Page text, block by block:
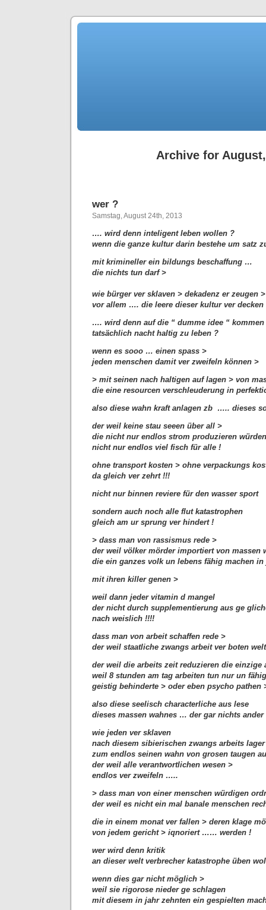
Archive for
wer ?
Samstag, August 24th, 2013
…. wird denn inteligent leben wollen ?
wenn die ganze kultur darin bestehe um satz
mit krimineller ein bildungs beschaffung …
die nichts tun darf >
wie bürger ver sklaven > dekadenz er zeugen >
vor allem …. die leere dieser kultur ver decken
…. wird denn auf die “ dumme idee “ kommen
tatsächlich nacht haltig zu leben ?
wenn es sooo … einen spass >
jeden menschen damit ver zweifeln können >
> mit seinen nach haltigen auf lagen > von
die eine resourcen verschleuderung in
also diese wahn kraft anlagen zb ….. dieses
der weil keine stau seeen über all >
die nicht nur endlos strom produzieren würden
nicht nur endlos viel fisch für alle !
ohne transport kosten > ohne verpackungs
da gleich ver zehrt !!!
nicht nur binnen reviere für den wasser sport
sondern auch noch alle flut katastrophen
gleich am ur sprung ver hindert !
> dass man von rassismus rede >
der weil völker mörder importiert von massen
die ein ganzes volk un lebens fähig machen
mit ihren killer genen >
weil dann jeder vitamin d mangel
der nicht durch supplementierung aus ge
nach weislich !!!!
dass man von arbeit schaffen rede >
der weil staatliche zwangs arbeit ver boten
der weil die arbeits zeit reduzieren die einzige
weil 8 stunden am tag arbeiten tun nur un
geistig behinderte > oder eben psycho pathen
also diese seelisch characterliche aus lese
dieses massen wahnes … der gar nichts
wie jeden ver sklaven
nach diesem sibierischen zwangs arbeits lager
zum endlos seinen wahn von grosen taugen
der weil alle verantwortlichen wesen >
endlos ver zweifeln …..
> dass man von einer menschen würdigen
der weil es nicht ein mal banale menschen
die in einem monat ver fallen > deren klage
von jedem gericht > iqnoriert …… werden !
wer wird denn kritik
an dieser welt verbrecher katastrophe üben
wenn dies gar nicht möglich >
weil sie rigorose nieder ge schlagen
mit diesem in jahr zehnten ein gespielten